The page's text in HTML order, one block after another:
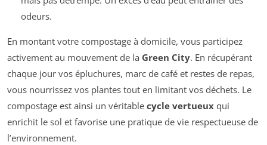
odeurs.
En montant votre compostage à domicile, vous participez
activement au mouvement de la Green City. En récupérant
chaque jour vos épluchures, marc de café et restes de repas,
vous nourrissez vos plantes tout en limitant vos déchets. Le
compostage est ainsi un véritable cycle vertueux qui
enrichit le sol et favorise une pratique de vie respectueuse de
l’environnement.